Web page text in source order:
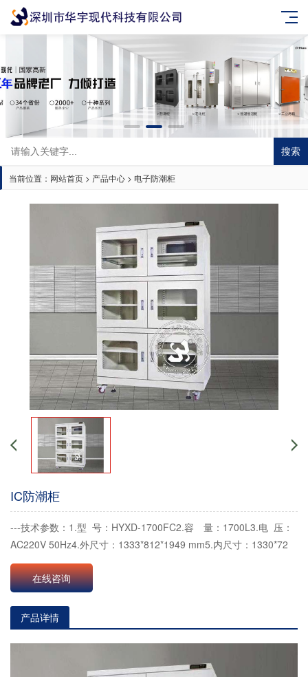
搜索
当前位置： 网站首页 > 产品中心 > 电子防潮柜
IC防潮柜
---技术参数：1.型 号：HYXD-1700FC2.容 量：1700L3.电 压：
AC220V 50Hz4.外尺寸：1333*812*1949 mm5.内尺寸：1330*72
在线咨询
产品详情